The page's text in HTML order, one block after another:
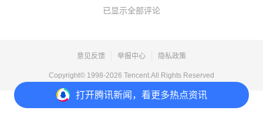
打开腾讯新闻，看更多热点资讯
已显示全部评论
意见反馈 举报中心 隐私政策
Copyright© 1998-2026 Tencent.All Rights Reserved